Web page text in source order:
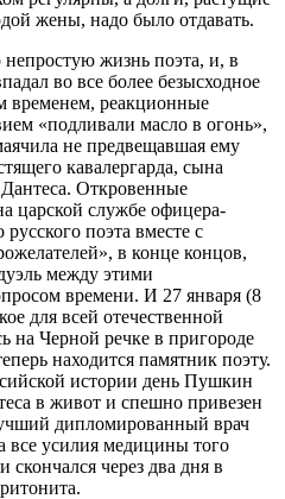
жены, надо было отдавать.
непростую жизнь поэта, и, в
во все более безысходное
временем, реакционные
«подливали масло в огонь»,
не предвещавшая ему
кавалергарда, сына
Откровенные
царской службе офицера-
поэта вместе с
в конце концов,
между этими
времени. И 27 января (8
для всей отечественной
на Черной речке в пригороде
находится памятник поэту.
истории день Пушкин
в живот и спешно привезен
дипломированный врач
все усилия медицины того
через два дня в